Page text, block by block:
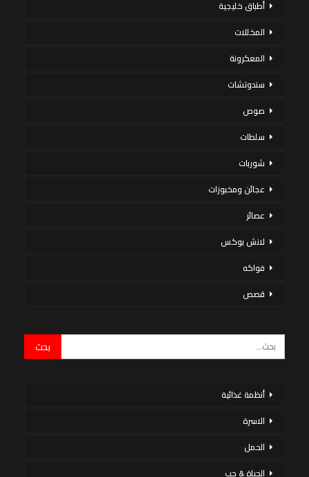
أطباق خليجية
المخللات
المعكرونة
سندوتشات
صوص
سلطات
شوربات
عجائن ومخبوزات
عصائر
لانش بوكس
فواكه
قصص
أنظمة غذائية
الاسرة
الحمل
الحياة & حب